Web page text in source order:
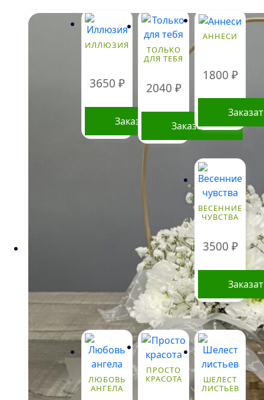
ИЛЛЮЗИЯ
3650 ₽
Заказать
ТОЛЬКО
ДЛЯ ТЕБЯ
2040 ₽
Заказать
АННЕСИ
1800 ₽
ВЕСЕННИЕ
ЧУВСТВА
3500 ₽
ЛЮБОВЬ
АНГЕЛА
ПРОСТО
КРАСОТА
ШЕЛЕСТ
ЛИСТЬЕВ